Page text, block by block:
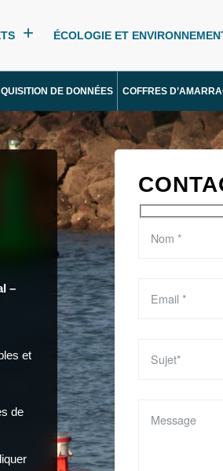
ÉCOLOGIE ET
DE DONNÉES COFFRES
–
et
de